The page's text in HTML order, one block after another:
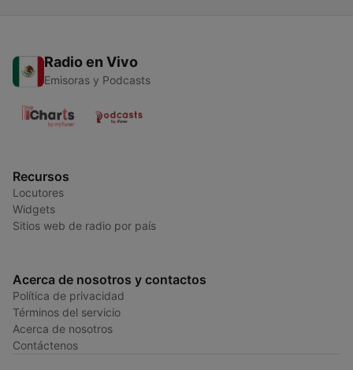
Radio en Vivo
Emisoras y Podcasts
Recursos
Locutores
Widgets
Sitios web de radio por país
Acerca de nosotros y contactos
Política de privacidad
Términos del servicio
Acerca de nosotros
Contáctenos